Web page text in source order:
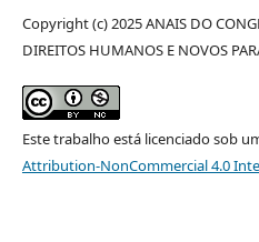
Copyright (c) 2025 ANAIS DO
DIREITOS HUMANOS E NOVOS
Este trabalho está licenciado sob
Attribution-NonCommercial 4.0